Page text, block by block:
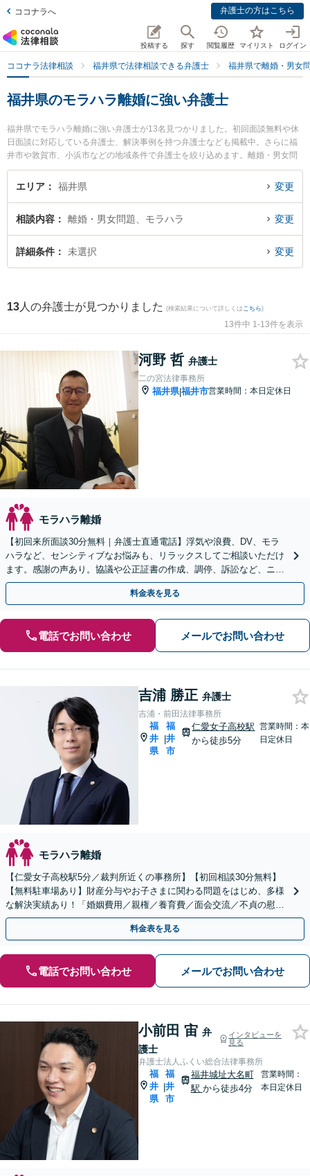
ココナラへ 弁護士の方はこちら
投稿する 探す 閲覧履歴 マイリスト ログイン
ココナラ法律相談 福井県で法律相談できる弁護士 福井県で離婚・男女
福井県のモラハラ離婚に強い弁護士
福井県でモラハラ離婚に強い弁護士が13名見つかりました。初回面談無料や休
日面談に対応している弁護士、解決事例を持つ弁護士なども掲載中。さらに福
井市や敦賀市、小浜市などの地域条件で弁護士を絞り込めます。離婚・男女問
題に関係する財産分与や養育費、親権等の細かな分野での絞り込み検索もでき
便利です。特に二の宮法律事務所の河野 哲弁護士や吉浦・前田法律事務所の吉
に発生したモラハラ離婚のトラブルを今すぐに弁護士に相談したい』『モラハ
ラ離婚のトラブル解決の実績豊富な近くの弁護士を検索したい』『初回相談無
料でモラハラ離婚を法律相談できる福井県内の弁護士に相談予約したい』など
エリア 福井県 変更
相談内容 離婚・男女問題、モラハラ 変更
詳細条件 未選択 変更
13 人の弁護士が見つかりました (検索結果について詳しくは こちら)
13件中 1-13件を表示
河野 哲 弁護士
二の宮法律事務所
福井県|福井市営業時間：本日定休日
モラハラ離婚
【初回来所面談30分無料｜弁護士直通電話】浮気や浪費、DV、モラ
ハラなど、センシティブなお悩みも、リラックスしてご相談いただけ
ます。感謝の声あり。協議や公正証書の作成、調停、訴訟など、ニー
ズに応じた解決をご一緒に考えます【駐車場あり】
料金表を見る
電話でお問い合わせ メールでお問い合わせ
吉浦 勝正 弁護士
吉浦・前田法律事務所
福
井
県
|
福
井
市
仁愛女子高校駅
から徒歩5分
営業時間：本
日定休日
モラハラ離婚
【仁愛女子高校駅5分／裁判所近くの事務所】【初回相談30分無料】
【無料駐車場あり】財産分与やお子さまに関わる問題をはじめ、多様
な解決実績あり！「婚姻費用／親権／養育費／面会交流／不貞の慰謝
料請求など」【当日・夜間・土日対応可（要相談）】
料金表を見る
電話でお問い合わせ メールでお問い合わせ
小前田 宙 弁
護士
インタビューを
見る
弁護士法人ふくい総合法律事務所
福
井
県
|
福
井
市
福井城址大名町
駅 から徒歩4分
営業時間：
本日定休日